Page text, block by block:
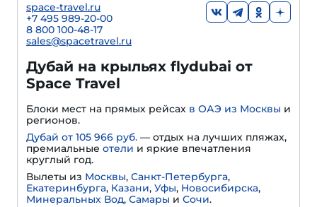
space-travel.ru
+7 495 989-20-00
8 800 100-48-17
sales@spacetravel.ru
Дубай на крыльях flydubai от
Space Travel
Блоки мест на прямых рейсах в ОАЭ из Москвы и
регионов.
Дубай от 105 966 руб. — отдых на лучших пляжах,
премиальные отели и яркие впечатления
круглый год.
Вылеты из Москвы, Санкт-Петербурга,
Екатеринбурга, Казани, Уфы, Новосибирска,
Минеральных Вод, Самары и Сочи.